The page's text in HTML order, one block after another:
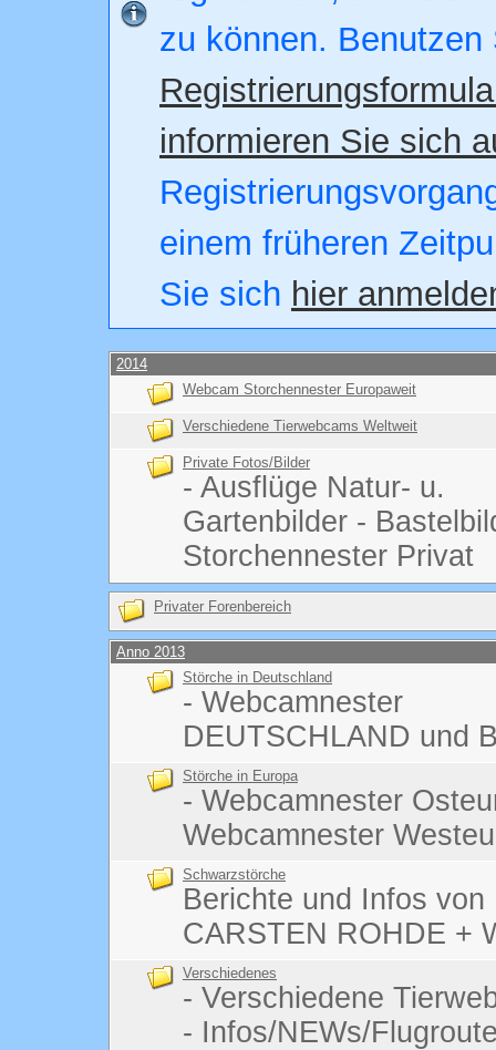
zu können. Benutzen
informieren Sie sich
einem früheren
Sie sich hier
2014
Webcam Storchennester Europaweit
Verschiedene Tierwebcams Weltweit
Private Fotos/Bilder
- Ausflüge Natur- u.
Gartenbilder -
Storchennester Privat
Privater Forenbereich
Anno 2013
Störche in Deutschland
- Webcamnester
DEUTSCHLAND und
Störche in Europa
- Webcamnester
Webcamnester
Schwarzstörche
Berichte und Infos von
CARSTEN ROHDE +
Verschiedenes
- Verschiedene
- Infos/NEWs/